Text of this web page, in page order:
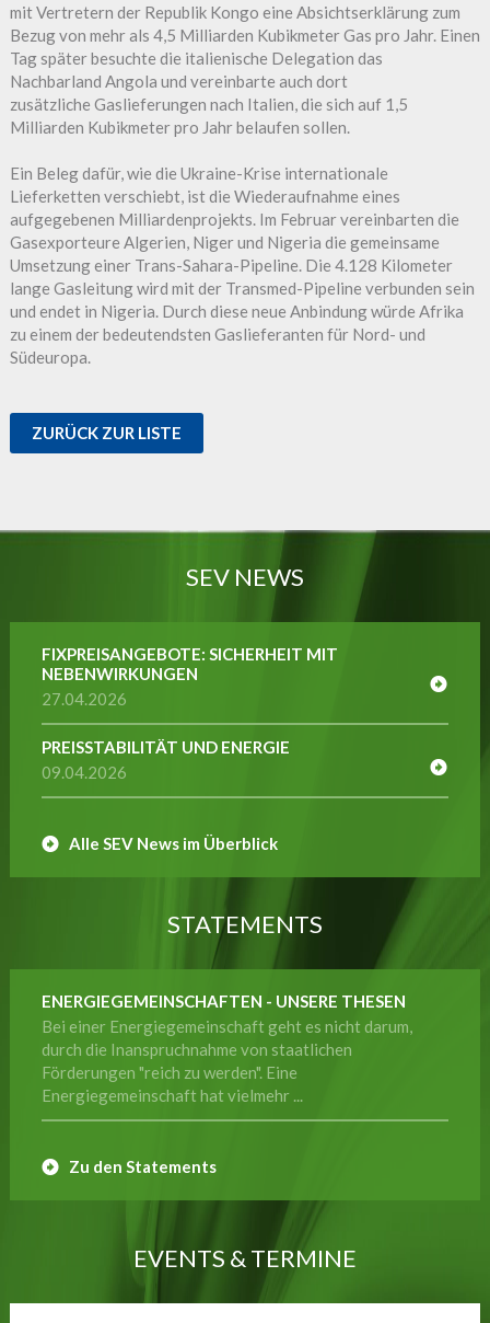
mit Vertretern der Republik Kongo eine Absichtserklärung zum
Bezug von mehr als 4,5 Milliarden Kubikmeter Gas pro Jahr. Einen
Tag später besuchte die italienische Delegation das
Nachbarland Angola und vereinbarte auch dort
zusätzliche Gaslieferungen nach Italien, die sich auf 1,5
Milliarden Kubikmeter pro Jahr belaufen sollen.
Ein Beleg dafür, wie die Ukraine-Krise internationale
Lieferketten verschiebt, ist die Wiederaufnahme eines
aufgegebenen Milliardenprojekts. Im Februar vereinbarten die
Gasexporteure Algerien, Niger und Nigeria die gemeinsame
Umsetzung einer Trans-Sahara-Pipeline. Die 4.128 Kilometer
lange Gasleitung wird mit der Transmed-Pipeline verbunden sein
und endet in Nigeria. Durch diese neue Anbindung würde Afrika
zu einem der bedeutendsten Gaslieferanten für Nord- und
Südeuropa.
ZURÜCK ZUR LISTE
SEV NEWS
FIXPREISANGEBOTE: SICHERHEIT MIT
NEBENWIRKUNGEN
27.04.2026
PREISSTABILITÄT UND ENERGIE
09.04.2026
Alle SEV News im Überblick
STATEMENTS
ENERGIEGEMEINSCHAFTEN - UNSERE THESEN
Bei einer Energiegemeinschaft geht es nicht darum,
durch die Inanspruchnahme von staatlichen
Förderungen "reich zu werden". Eine
Energiegemeinschaft hat vielmehr ...
Zu den Statements
EVENTS & TERMINE